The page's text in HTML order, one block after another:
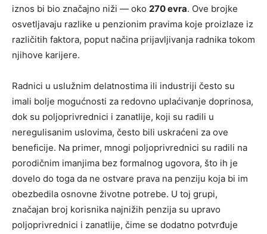
iznos bi bio značajno niži — oko 270 evra. Ove brojke
osvetljavaju razlike u penzionim pravima koje proizlaze iz
različitih faktora, poput načina prijavljivanja radnika tokom
njihove karijere.
Radnici u uslužnim delatnostima ili industriji često su
imali bolje mogućnosti za redovno uplaćivanje doprinosa,
dok su poljoprivrednici i zanatlije, koji su radili u
neregulisanim uslovima, često bili uskraćeni za ove
beneficije. Na primer, mnogi poljoprivrednici su radili na
porodičnim imanjima bez formalnog ugovora, što ih je
dovelo do toga da ne ostvare prava na penziju koja bi im
obezbedila osnovne životne potrebe. U toj grupi,
značajan broj korisnika najnižih penzija su upravo
poljoprivrednici i zanatlije, čime se dodatno potvrđuje